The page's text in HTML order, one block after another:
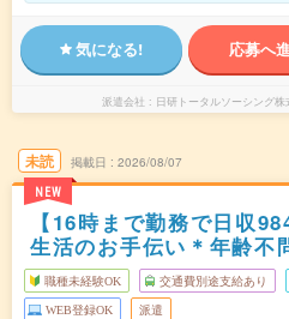
気になる! 応募へ
派遣会社 日研トータルソーシング
未読
NEW
掲載日 2026/08/07
【16時まで勤務で日収
生活のお手伝い＊年齢不
職種未経験OK 交通費別途支給あり
WEB登録OK 派遣